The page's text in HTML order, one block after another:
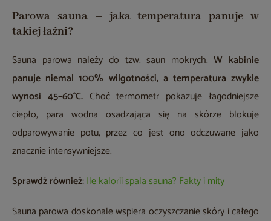
Parowa sauna – jaka temperatura panuje w
takiej łaźni?
Sauna parowa należy do tzw. saun mokrych.W kabinie
panuje niemal 100% wilgotności, a temperatura zwykle
wynosi 45–60°C.Choć termometr pokazuje łagodniejsze
ciepło, para wodna osadzająca się na skórze blokuje
odparowywanie potu, przez co jest ono odczuwane jako
znacznie intensywniejsze.
Sprawdź również:Ile kalorii spala sauna? Fakty i mity
Sauna parowa doskonale wspiera oczyszczanie skóry i całego